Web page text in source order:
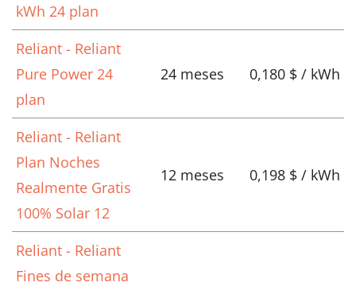
kWh 24 plan
Reliant - Reliant
Pure Power 24
plan
24 meses 0,180 $ / kWh
Reliant - Reliant
Plan Noches
Realmente Gratis
100% Solar 12
12 meses 0,198 $ / kWh
Reliant - Reliant
Fines de semana